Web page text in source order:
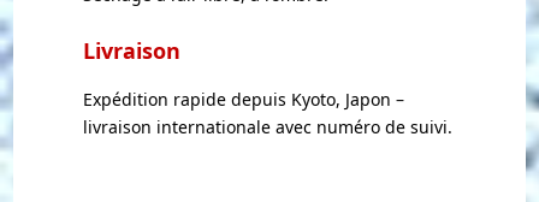
Livraison
Expédition rapide depuis Kyoto, Japon –
livraison internationale avec numéro de suivi.